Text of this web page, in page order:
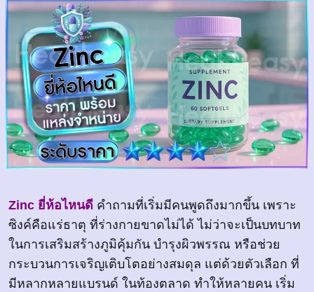
Zinc ยี่ห้อไหนดี คำถามที่เริ่มมีคนพูดถึงมากขึ้น เพราะ
ซิงค์คือแร่ธาตุ ที่ร่างกายขาดไม่ได้ ไม่ว่าจะเป็นบทบาท
ในการเสริมสร้างภูมิคุ้มกัน บำรุงผิวพรรณ หรือช่วย
กระบวนการเจริญเติบโตอย่างสมดุล แต่ด้วยตัวเลือก ที่
มีหลากหลายแบรนด์ ในท้องตลาด ทำให้หลายคน เริ่ม